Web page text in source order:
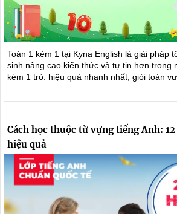
Toán 1 kèm 1 tại Kyna English là giải pháp
sinh nâng cao kiến thức và tự tin hơn trong
kèm 1 trò: hiệu quả nhanh nhất, giỏi toán
Cách học thuộc từ vựng tiếng Anh:
hiệu quả